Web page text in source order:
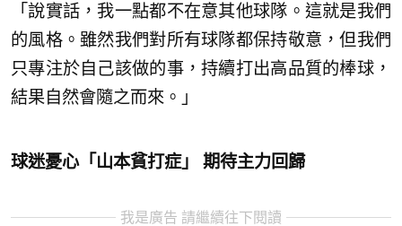
「說實話，我一點都不在意其他球隊。這就是我們
的風格。雖然我們對所有球隊都保持敬意，但我們
只專注於自己該做的事，持續打出高品質的棒球，
結果自然會隨之而來。」
球迷憂心「山本貧打症」 期待主力回歸
我是廣告 請繼續往下閱讀